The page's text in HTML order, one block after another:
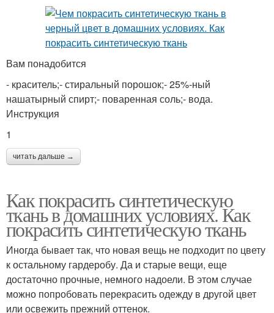
Вам понадобится
- краситель;- стиральный порошок;- 25%-ный
нашатырный спирт;- поваренная соль;- вода.
Инструкция
1
читать дальше →
Как покрасить синтетическую
ткань в домашних условиях. Как
покрасить синтетическую ткань
Иногда бывает так, что новая вещь не подходит по цвету
к остальному гардеробу. Да и старые вещи, еще
достаточно прочные, немного надоели. В этом случае
можно попробовать перекрасить одежду в другой цвет
или освежить прежний оттенок.